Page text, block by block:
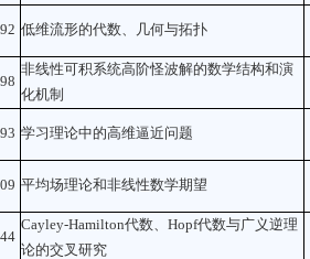
低维流形的代数、几何与拓扑
非线性可积系统高阶怪波解的数学结构和演
化机制
学习理论中的高维逼近问题
平均场理论和非线性数学期望
Cayley-Hamilton代数、Hopf代数与广义逆理
论的交叉研究